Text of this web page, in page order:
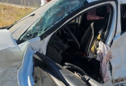
SAĞLIK
EĞİTİM
BÖLGE